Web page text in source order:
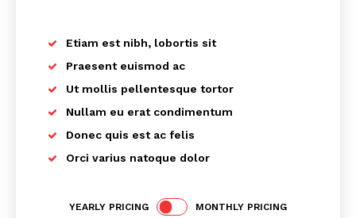
Etiam est nibh, lobortis sit
Praesent euismod ac
Ut mollis pellentesque tortor
Nullam eu erat condimentum
Donec quis est ac felis
Orci varius natoque dolor
YEARLY PRICING MONTHLY PRICING